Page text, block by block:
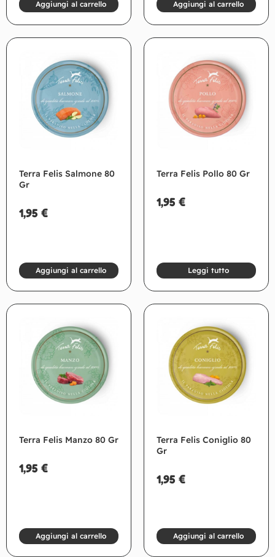
Aggiungi al carrello Aggiungi al carrello
Terra Felis Salmone 80
Gr
1,95 €
Aggiungi al carrello
Terra Felis Pollo 80 Gr
1,95 €
Leggi tutto
Terra Felis Manzo 80 Gr
1,95 €
Aggiungi al carrello
Terra Felis Coniglio 80
Gr
1,95 €
Aggiungi al carrello